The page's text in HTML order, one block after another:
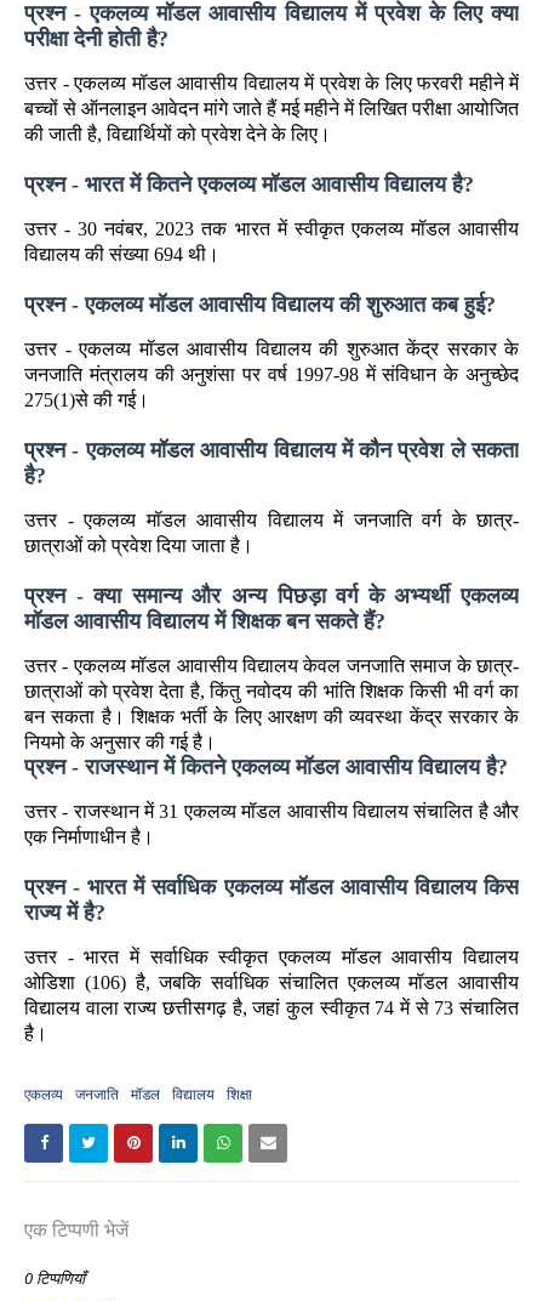
प्रश्न - एकलव्य मॉडल आवासीय विद्यालय में प्रवेश के लिए क्या
परीक्षा देनी होती है?
उत्तर - एकलव्य मॉडल आवासीय विद्यालय में प्रवेश के लिए फरवरी महीने में
बच्चों से ऑनलाइन आवेदन मांगे जाते हैं मई महीने में लिखित परीक्षा आयोजित
की जाती है, विद्यार्थियों को प्रवेश देने के लिए।
प्रश्न - भारत में कितने एकलव्य मॉडल आवासीय विद्यालय है?
उत्तर - 30 नवंबर, 2023 तक भारत में स्वीकृत एकलव्य मॉडल आवासीय
विद्यालय की संख्या 694 थी।
प्रश्न - एकलव्य मॉडल आवासीय विद्यालय की शुरुआत कब हुई?
उत्तर - एकलव्य मॉडल आवासीय विद्यालय की शुरुआत केंद्र सरकार के
जनजाति मंत्रालय की अनुशंसा पर वर्ष 1997-98 में संविधान के अनुच्छेद
275(1)से की गई।
प्रश्न - एकलव्य मॉडल आवासीय विद्यालय में कौन प्रवेश ले सकता
है?
उत्तर - एकलव्य मॉडल आवासीय विद्यालय में जनजाति वर्ग के छात्र-
छात्राओं को प्रवेश दिया जाता है।
प्रश्न - क्या समान्य और अन्य पिछड़ा वर्ग के अभ्यर्थी एकलव्य
मॉडल आवासीय विद्यालय में शिक्षक बन सकते हैं?
उत्तर - एकलव्य मॉडल आवासीय विद्यालय केवल जनजाति समाज के छात्र-
छात्राओं को प्रवेश देता है, किंतु नवोदय की भांति शिक्षक किसी भी वर्ग का
बन सकता है। शिक्षक भर्ती के लिए आरक्षण की व्यवस्था केंद्र सरकार के
नियमो के अनुसार की गई है।
प्रश्न - राजस्थान में कितने एकलव्य मॉडल आवासीय विद्यालय है?
उत्तर - राजस्थान में 31 एकलव्य मॉडल आवासीय विद्यालय संचालित है और
एक निर्माणाधीन है।
प्रश्न - भारत में सर्वाधिक एकलव्य मॉडल आवासीय विद्यालय किस
राज्य में है?
उत्तर - भारत में सर्वाधिक स्वीकृत एकलव्य मॉडल आवासीय विद्यालय
ओडिशा (106) है, जबकि सर्वाधिक संचालित एकलव्य मॉडल आवासीय
विद्यालय वाला राज्य छत्तीसगढ़ है, जहां कुल स्वीकृत 74 में से 73 संचालित
है।
एकलव्य जनजाति मॉडल विद्यालय शिक्षा
एक टिप्पणी भेजें
0 टिप्पणियाँ